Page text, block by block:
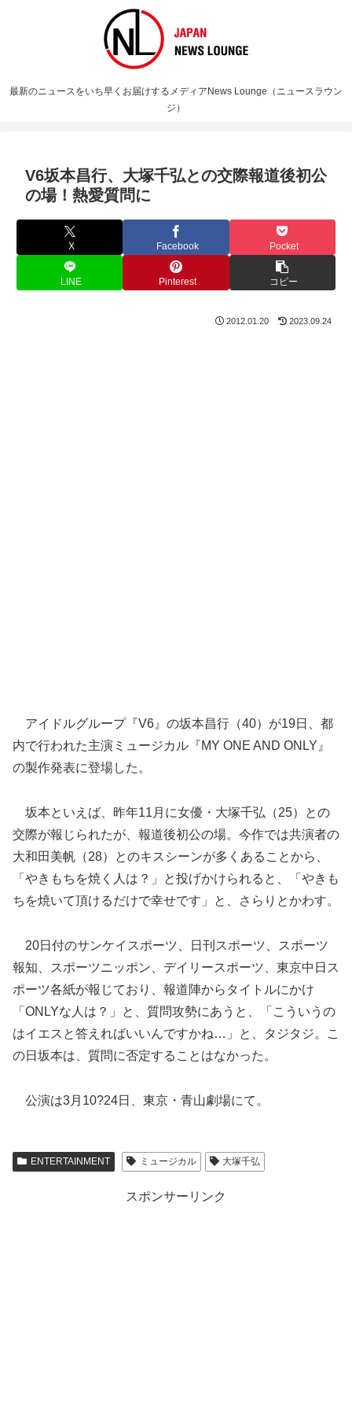
最新のニュースをいち早くお届けするメディアNews Lounge（ニュースラウン
ジ）
V6坂本昌行、大塚千弘との交際報道後初公
の場！熱愛質問に
X Facebook Pocket
LINE Pinterest コピー
2012.01.20 2023.09.24
アイドルグループ『V6』の坂本昌行（40）が19日、都
内で行われた主演ミュージカル『MY ONE AND ONLY』
の製作発表に登場した。
坂本といえば、昨年11月に女優・大塚千弘（25）との
交際が報じられたが、報道後初公の場。今作では共演者の
大和田美帆（28）とのキスシーンが多くあることから、
「やきもちを焼く人は？」と投げかけられると
、「やきも
ちを焼いて頂けるだけで幸せです」と、さらりとかわす。
20日付のサンケイスポーツ、日刊スポーツ、スポーツ
報知、スポーツニッポン、デイリースポーツ、東京中日ス
ポーツ各紙が報じており、報道陣からタイトルにかけ
「ONLYな人は？」と、質問攻勢にあうと、「こういうの
はイエスと答えればいいんですかね…」と、タジタジ。こ
の日坂本は、質問に否定することはなかった。
公演は3月10?24日、東京・青山劇場にて。
ENTERTAINMENT ミュージカル 大塚千弘
スポンサーリンク